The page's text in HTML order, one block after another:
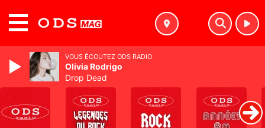
VOUS ÉCOUTEZ ODS RADIO
Olivia Rodrigo
Drop Dead